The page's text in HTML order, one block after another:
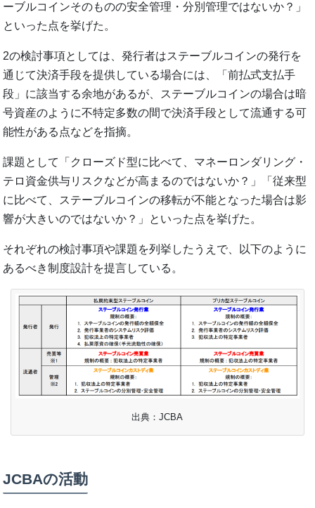
ーブルコインそのものの安全管理・分別管理ではないか？」
といった点を挙げた。
2の検討事項としては、発行者はステーブルコインの発行を
通じて決済手段を提供している場合には、「前払式支払手
段」に該当する余地があるが、ステーブルコインの場合は暗
号資産のように不特定多数の間で決済手段として流通する可
能性がある点などを指摘。
課題として「クローズド型に比べて、マネーロンダリング・
テロ資金供与リスクなどが高まるのではないか？」「従来型
に比べて、ステーブルコインの移転が不能となった場合は影
響が大きいのではないか？」といった点を挙げた。
それぞれの検討事項や課題を列挙したうえで、以下のように
あるべき制度設計を提言している。
出典：JCBA
JCBAの活動